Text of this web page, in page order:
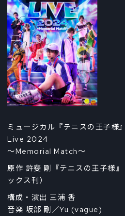
ミュージカル『テニスの王子様
Live 2024
～Memorial Match～
原作 許斐 剛『テニスの王子様
ックス刊）
構成・演出 三浦 香
音楽 坂部 剛／Yu (vague)